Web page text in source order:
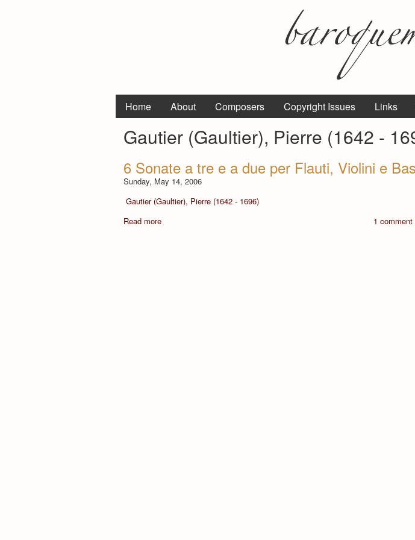
Home About Composers Copyright Issues Links
Gautier (Gaultier), Pierre (1642 -
6 Sonate a tre e a due per Flauti, Violini e
Sunday, May 14, 2006
Gautier (Gaultier), Pierre (1642 - 1696)
Read more
1 comment